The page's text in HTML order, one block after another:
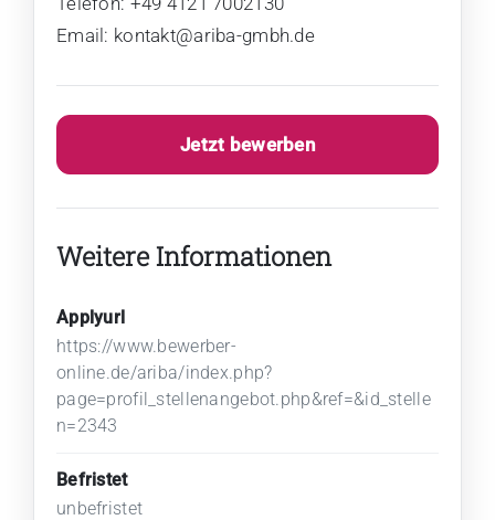
Email: kontakt@ariba-gmbh.de
Jetzt bewerben
Weitere Informationen
Applyurl
https://www.bewerber-
online.de/ariba/index.php?
page=profil_stellenangebot.php&ref=&id_stelle
n=2343
Befristet
unbefristet